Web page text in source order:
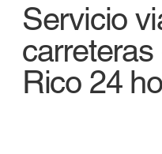
Servicio
Rico 24